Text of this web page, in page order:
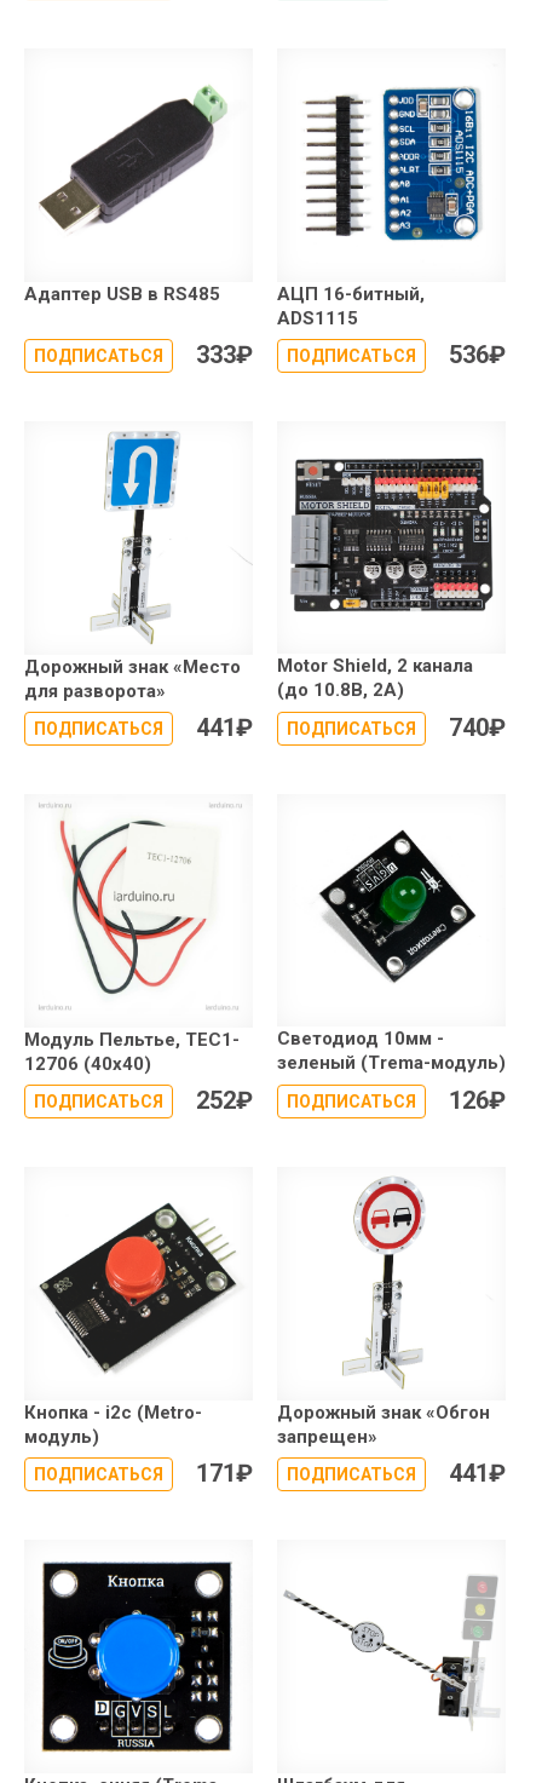
Адаптер USB в RS485
ПОДПИСАТЬСЯ 333₽
АЦП 16-битный,
ADS1115
ПОДПИСАТЬСЯ 536₽
Дорожный знак «Место
для разворота»
ПОДПИСАТЬСЯ 441₽
Motor Shield, 2 канала
(до 10.8В, 2А)
ПОДПИСАТЬСЯ 740₽
Модуль Пельтье, TEC1-
12706 (40x40)
ПОДПИСАТЬСЯ 252₽
Светодиод 10мм -
зеленый (Trema-модуль)
ПОДПИСАТЬСЯ 126₽
Кнопка - i2c (Metro-
модуль)
ПОДПИСАТЬСЯ 171₽
Дорожный знак «Обгон
запрещен»
ПОДПИСАТЬСЯ 441₽